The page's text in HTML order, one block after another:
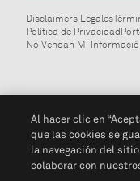
Disclaimers Legales
Política de Privacidad
No Vendan Mi
Al hacer clic en
que las cookies se
la navegación del
colaborar con